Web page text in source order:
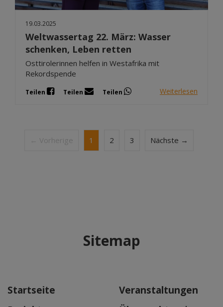
19.03.2025
Weltwassertag 22. März: Wasser
schenken, Leben retten
Osttirolerinnen helfen in Westafrika mit
Rekordspende
Teilen Teilen Teilen Weiterlesen
← Vorherige 1 2 3 Nächste →
Sitemap
Startseite
Veranstaltungen